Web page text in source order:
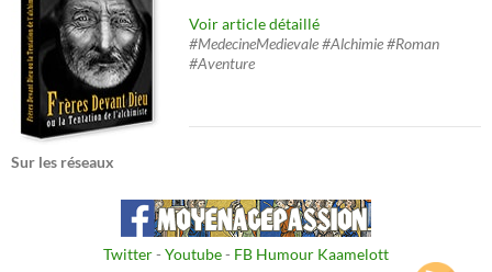
Voir article détaillé
#MedecineMedievale #Alchimie #Roman
#Aventure
Sur les réseaux
Twitter- Youtube- FB Humour Kaamelott